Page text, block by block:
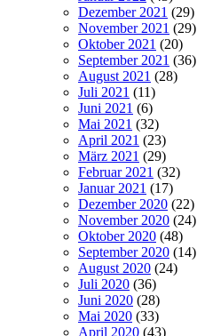
Dezember 2021 (29)
November 2021 (29)
Oktober 2021 (20)
September 2021 (36)
August 2021 (28)
Juli 2021 (11)
Juni 2021 (6)
Mai 2021 (32)
April 2021 (23)
März 2021 (29)
Februar 2021 (32)
Januar 2021 (17)
Dezember 2020 (22)
November 2020 (24)
Oktober 2020 (48)
September 2020 (14)
August 2020 (24)
Juli 2020 (36)
Juni 2020 (28)
Mai 2020 (33)
April 2020 (43)